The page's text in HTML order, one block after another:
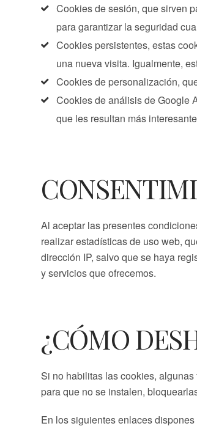
Cookies de sesión, que sirven
para garantizar la seguridad
Cookies persistentes, estas
una nueva visita. Igualmente,
Cookies de personalización,
Cookies de análisis de Google
que les resultan más
Al aceptar las presentes
realizar estadísticas de uso web,
dirección IP, salvo que se haya
y servicios que ofrecemos.
¿CÓMO
Si no habilitas las cookies,
para que no se instalen,
En los siguientes enlaces